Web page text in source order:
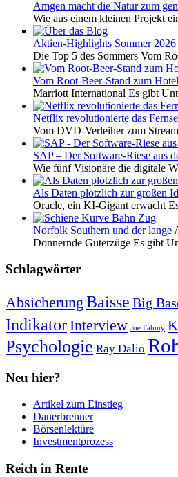
Amgen macht die Natur zum
Wie aus einem kleinen Projekt
Aktien-Highlights Sommer 2026
Die Top 5 des Sommers Vom
Vom Root-Beer-Stand zum
Marriott International Es gibt
Netflix revolutionierte das
Vom DVD-Verleiher zum
SAP – Der Software-Riese aus
Wie fünf Visionäre die digitale
Als Daten plötzlich zur großen
Oracle, ein KI-Gigant erwacht
Norfolk Southern und der lange
Donnernde Güterzüge Es gibt
Schlagwörter
Absicherung Baisse Big
IndikatorInterview Joe Fahmy
Psychologie Ray Dalio
Neu hier?
Artikel zum Einstieg
Dauerbrenner
Börsenlektüre
Investmentprozess
Reich in Rente